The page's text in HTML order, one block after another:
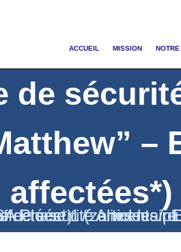
ACCUEIL MISSION NOTRE
de
–
Phase 1 (zones les plus affectées*) / Articles /
post- “Matthew” – EFSA Phase 1